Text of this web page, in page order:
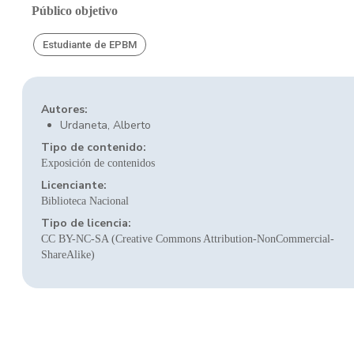
Público objetivo
Estudiante de EPBM
Autores:
Urdaneta, Alberto
Tipo de contenido:
Exposición de contenidos
Licenciante:
Biblioteca Nacional
Tipo de licencia:
CC BY-NC-SA (Creative Commons Attribution-NonCommercial-
ShareAlike)